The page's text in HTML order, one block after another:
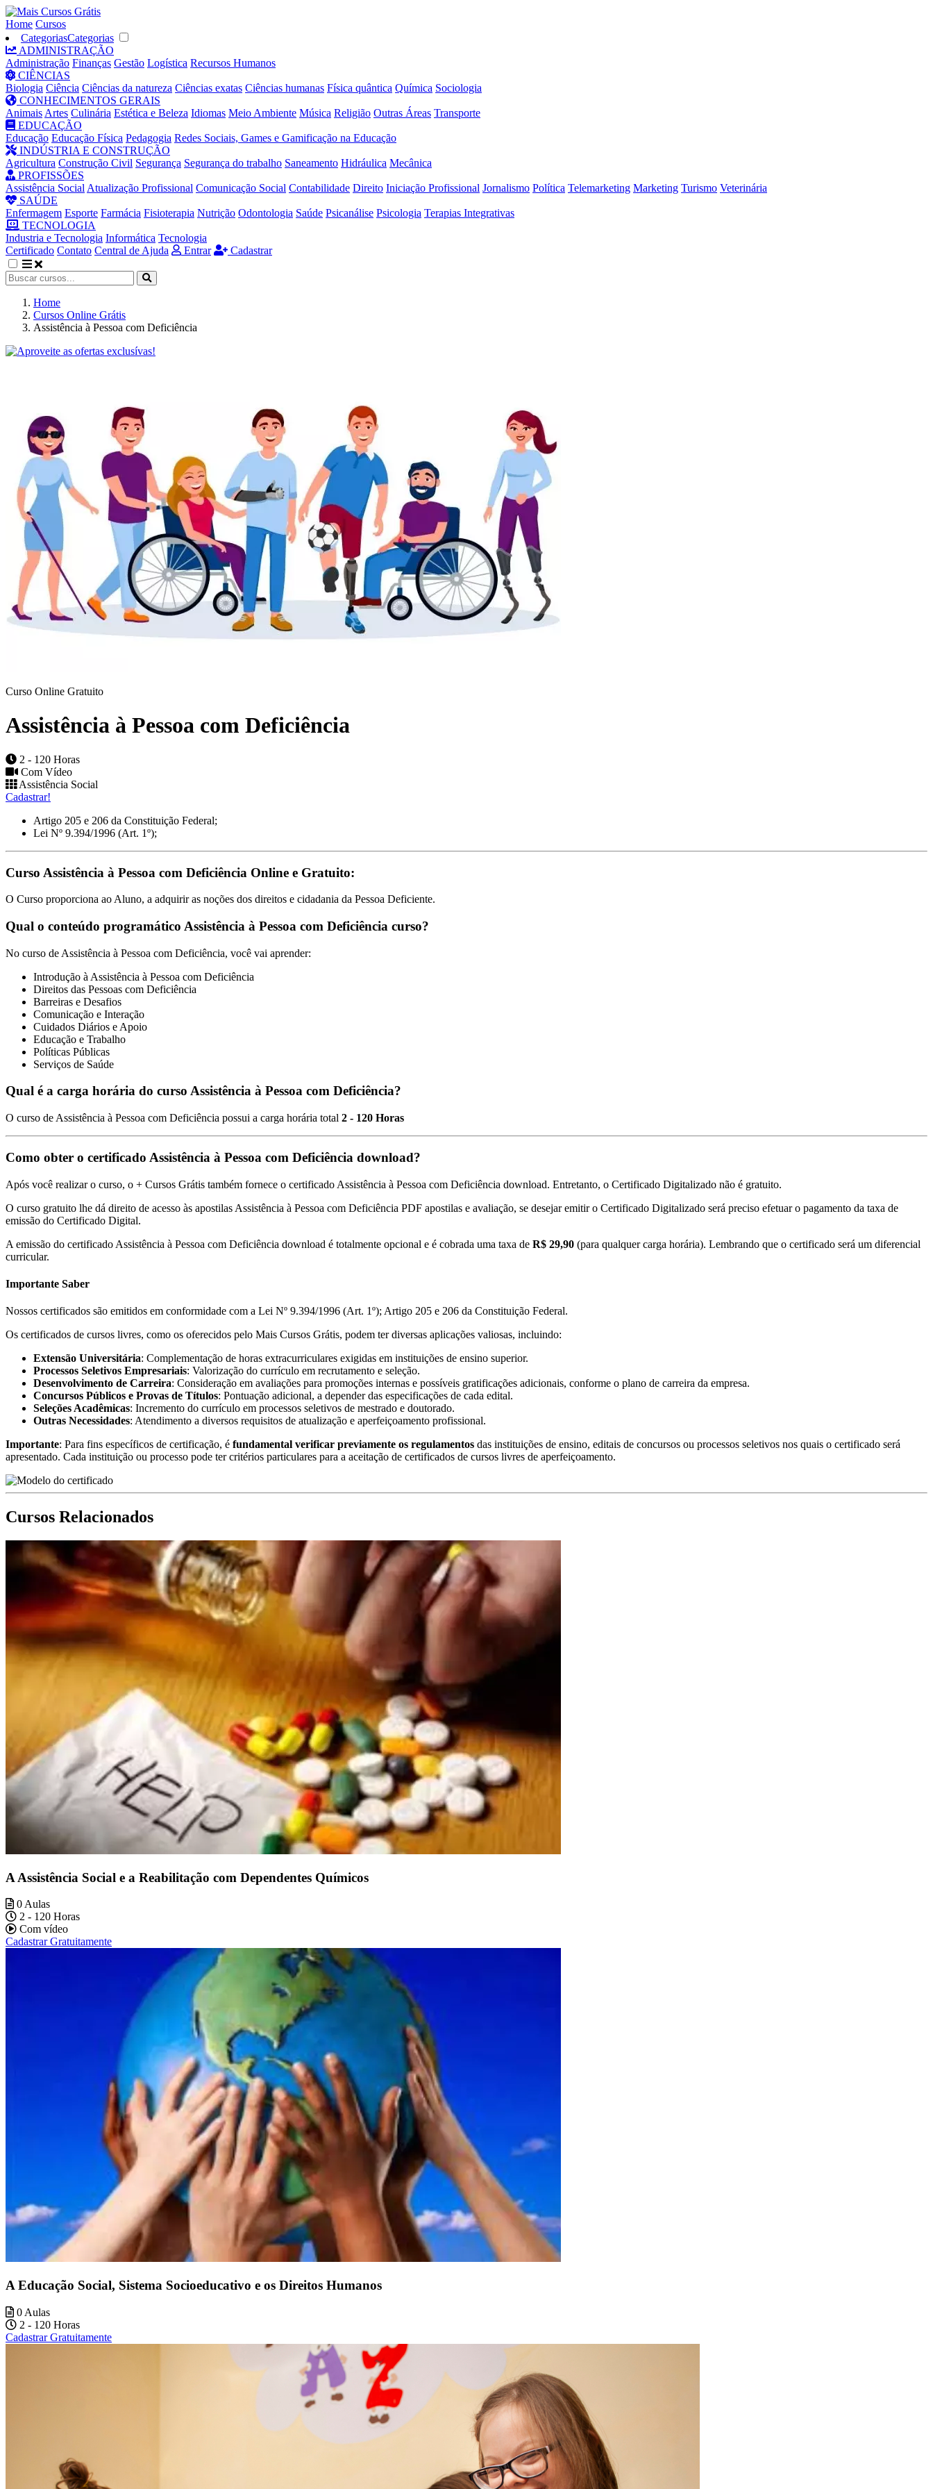
Home Cursos
CategoriasCategorias
ADMINISTRAÇÃO
Administração Finanças Gestão Logística Recursos Humanos
CIÊNCIAS
Biologia Ciência Ciências da natureza Ciências exatas Ciências humanas Física quântica Química Sociologia
CONHECIMENTOS GERAIS
Animais Artes Culinária Estética e Beleza Idiomas Meio Ambiente Música Religião Outras Áreas Transporte
EDUCAÇÃO
Educação Educação Física Pedagogia Redes Sociais, Games e Gamificação na Educação
INDÚSTRIA E CONSTRUÇÃO
Agricultura Construção Civil Segurança Segurança do trabalho Saneamento Hidráulica Mecânica
PROFISSÕES
Assistência Social Atualização Profissional Comunicação Social Contabilidade Direito Iniciação Profissional Jornalismo Política Telemarketing Marketing Turismo Veterinária
SAÚDE
Enfermagem Esporte Farmácia Fisioterapia Nutrição Odontologia Saúde Psicanálise Psicologia Terapias Integrativas
TECNOLOGIA
Industria e Tecnologia Informática Tecnologia
Certificado Contato Central de Ajuda Entrar Cadastrar
Home
Cursos Online Grátis
Assistência à Pessoa com Deficiência
Curso Online Gratuito
Assistência à Pessoa com Deficiência
2 - 120 Horas
Com Vídeo
Assistência Social
Cadastrar!
Artigo 205 e 206 da Constituição Federal;
Lei Nº 9.394/1996 (Art. 1º);
Curso Assistência à Pessoa com Deficiência Online e Gratuito:
O Curso proporciona ao Aluno, a adquirir as noções dos direitos e cidadania da Pessoa Deficiente.
Qual o conteúdo programático Assistência à Pessoa com Deficiência curso?
No curso de Assistência à Pessoa com Deficiência, você vai aprender:
Introdução à Assistência à Pessoa com Deficiência
Direitos das Pessoas com Deficiência
Barreiras e Desafios
Comunicação e Interação
Cuidados Diários e Apoio
Educação e Trabalho
Políticas Públicas
Serviços de Saúde
Qual é a carga horária do curso Assistência à Pessoa com Deficiência?
O curso de Assistência à Pessoa com Deficiência possui a carga horária total 2 - 120 Horas
Como obter o certificado Assistência à Pessoa com Deficiência download?
Após você realizar o curso, o + Cursos Grátis também fornece o certificado Assistência à Pessoa com Deficiência download. Entretanto, o Certificado Digitalizado não é gratuito.
O curso gratuito lhe dá direito de acesso às apostilas Assistência à Pessoa com Deficiência PDF apostilas e avaliação, se desejar emitir o Certificado Digitalizado será preciso efetuar o pagamento da taxa de
emissão do Certificado Digital.
A emissão do certificado Assistência à Pessoa com Deficiência download é totalmente opcional e é cobrada uma taxa de R$ 29,90 (para qualquer carga horária). Lembrando que o certificado será um diferencial
curricular.
Importante Saber
Nossos certificados são emitidos em conformidade com a Lei Nº 9.394/1996 (Art. 1º); Artigo 205 e 206 da Constituição Federal.
Os certificados de cursos livres, como os oferecidos pelo Mais Cursos Grátis, podem ter diversas aplicações valiosas, incluindo:
Extensão Universitária: Complementação de horas extracurriculares exigidas em instituições de ensino superior.
Processos Seletivos Empresariais: Valorização do currículo em recrutamento e seleção.
Desenvolvimento de Carreira: Consideração em avaliações para promoções internas e possíveis gratificações adicionais, conforme o plano de carreira da empresa.
Concursos Públicos e Provas de Títulos: Pontuação adicional, a depender das especificações de cada edital.
Seleções Acadêmicas: Incremento do currículo em processos seletivos de mestrado e doutorado.
Outras Necessidades: Atendimento a diversos requisitos de atualização e aperfeiçoamento profissional.
Importante: Para fins específicos de certificação, é fundamental verificar previamente os regulamentos das instituições de ensino, editais de concursos ou processos seletivos nos quais o certificado será
apresentado. Cada instituição ou processo pode ter critérios particulares para a aceitação de certificados de cursos livres de aperfeiçoamento.
Cursos Relacionados
A Assistência Social e a Reabilitação com Dependentes Químicos
0 Aulas
2 - 120 Horas
Com vídeo
Cadastrar Gratuitamente
A Educação Social, Sistema Socioeducativo e os Direitos Humanos
0 Aulas
2 - 120 Horas
Cadastrar Gratuitamente